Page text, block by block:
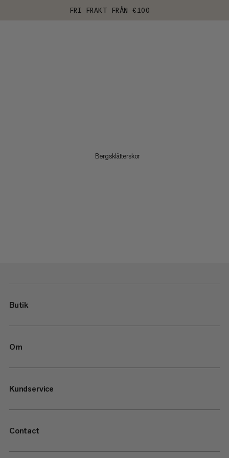
FRI FRAKT FRÅN €100
Bergsklätterskor
Butik
Om
Kundservice
Contact